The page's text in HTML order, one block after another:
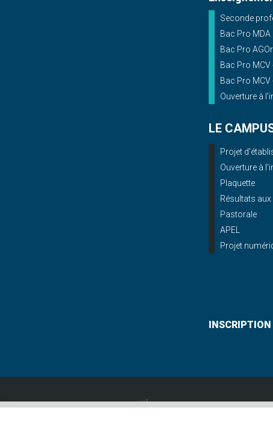
Seconde
Bac Pro MDA
Bac Pro
Bac Pro MCV
Bac Pro MCV
Ouverture à
LE
Projet
Ouverture à
Plaquette
Résultats
Pastorale
APEL
Projet
INSCRIPTION